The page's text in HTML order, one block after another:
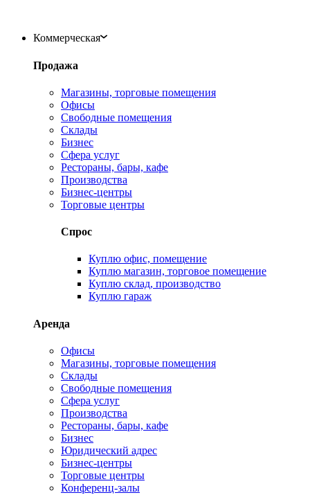
Коммерческая
Продажа
Магазины, торговые помещения
Офисы
Свободные помещения
Склады
Бизнес
Сфера услуг
Рестораны, бары, кафе
Производства
Бизнес-центры
Торговые центры
Спрос
Куплю офис, помещение
Куплю магазин, торговое помещение
Куплю склад, производство
Куплю гараж
Аренда
Офисы
Магазины, торговые помещения
Склады
Свободные помещения
Сфера услуг
Производства
Рестораны, бары, кафе
Бизнес
Юридический адрес
Бизнес-центры
Торговые центры
Конференц-залы